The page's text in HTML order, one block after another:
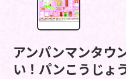
アンパンマンタ
い！パンこうじょ